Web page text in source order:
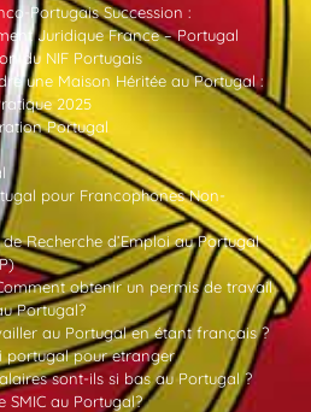
Portugais Succession :
Juridique France – Portugal
du NIF Portugais
une Maison Héritée au Portugal :
2025
Portugal
pour Francophones Non-
de Recherche d’Emploi au Portugal
obtenir un permis de travail
Portugal?
au Portugal en étant français ?
portugal pour etranger
sont-ils si bas au Portugal ?
SMIC au Portugal?